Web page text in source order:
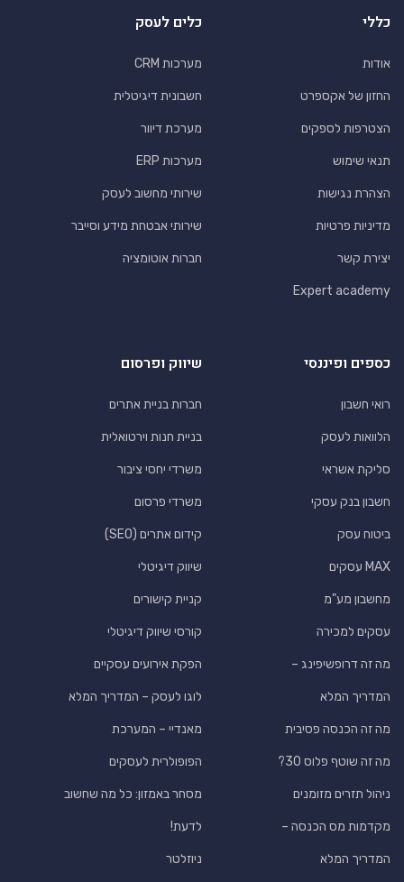
כללי
אודות
החזון של אקספרט
הצטרפות לספקים
תנאי שימוש
הצהרת נגישות
מדיניות פרטיות
יצירת קשר
Expert academy
כלים לעסק
מערכות CRM
חשבונית דיגיטלית
מערכת דיוור
מערכות ERP
שירותי מחשוב לעסק
שירותי אבטחת מידע וסייבר
חברות אוטומציה
כספים ופיננסי
רואי חשבון
הלוואות לעסק
סליקת אשראי
חשבון בנק עסקי
ביטוח עסק
MAX עסקים
מחשבון מע"מ
עסקים למכירה
מה זה דרופשיפינג –
המדריך המלא
מה זה הכנסה פסיבית
מה זה שוטף פלוס 30?
ניהול תזרים מזומנים
מקדמות מס הכנסה –
המדריך המלא
שיווק ופרסום
חברות בניית אתרים
בניית חנות וירטואלית
משרדי יחסי ציבור
משרדי פרסום
קידום אתרים (SEO)
שיווק דיגיטלי
קניית קישורים
קורסי שיווק דיגיטלי
הפקת אירועים עסקיים
לוגו לעסק – המדריך המלא
מאנדיי – המערכת
הפופולרית לעסקים
מסחר באמזון: כל מה שחשוב
לדעת!
ניוזלטר